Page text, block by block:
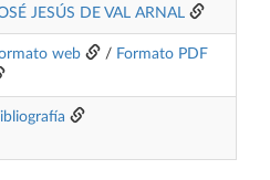
JESÚS DE VAL ARNAL
web / Formato PDF